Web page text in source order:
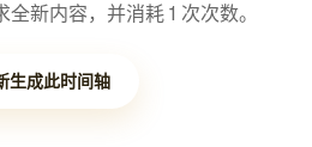
新内容，并消耗 1 次次数。
生成此时间轴